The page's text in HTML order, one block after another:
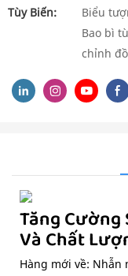
Tùy Biến:
Biểu
Bao bì
chỉnh
Tăng Cường
Và Chất
Hàng mới về: